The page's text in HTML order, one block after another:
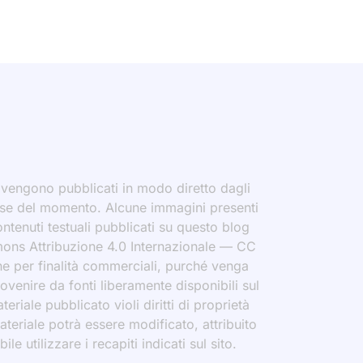
pubblicati in modo diretto dagli
del momento. Alcune immagini presenti
testuali pubblicati su questo blog
Attribuzione 4.0 Internazionale — CC
per finalità commerciali, purché venga
da fonti liberamente disponibili sul
pubblicato violi diritti di proprietà
potrà essere modificato, attribuito
utilizzare i recapiti indicati sul sito.